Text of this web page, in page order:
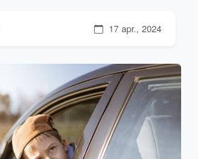
17 apr., 2024